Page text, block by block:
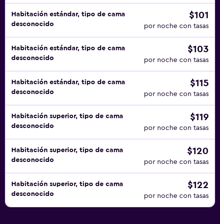
Habitación estándar, tipo de cama
desconocido
$101
por noche con tasas
Habitación estándar, tipo de cama
desconocido
$103
por noche con tasas
Habitación estándar, tipo de cama
desconocido
$115
por noche con tasas
Habitación superior, tipo de cama
desconocido
$119
por noche con tasas
Habitación superior, tipo de cama
desconocido
$120
por noche con tasas
Habitación superior, tipo de cama
desconocido
$122
por noche con tasas